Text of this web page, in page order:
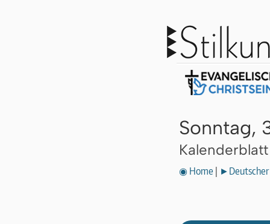
Sonntag,
◉ Home ►Deutscher